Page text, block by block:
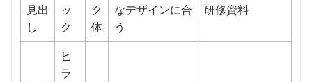
見出
し
ッ
ク
ク
体
なデザインに合
う
研修資料
ヒ
ラ